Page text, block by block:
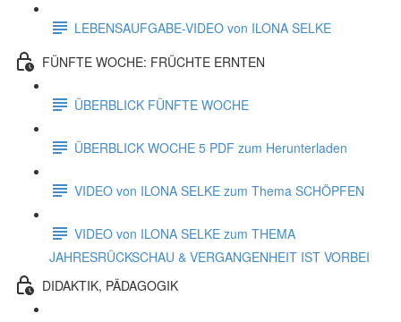
LEBENSAUFGABE-VIDEO von ILONA SELKE
FÜNFTE WOCHE: FRÜCHTE ERNTEN
ÜBERBLICK FÜNFTE WOCHE
ÜBERBLICK WOCHE 5 PDF zum Herunterladen
VIDEO von ILONA SELKE zum Thema SCHÖPFEN
VIDEO von ILONA SELKE zum THEMA
JAHRESRÜCKSCHAU & VERGANGENHEIT IST VORBEI
DIDAKTIK, PÄDAGOGIK